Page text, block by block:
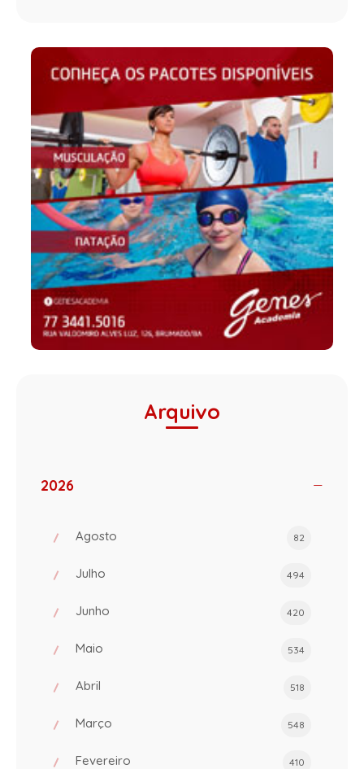
Arquivo
2026
Agosto 82
Julho 494
Junho 420
Maio 534
Abril 518
Março 548
Fevereiro 410